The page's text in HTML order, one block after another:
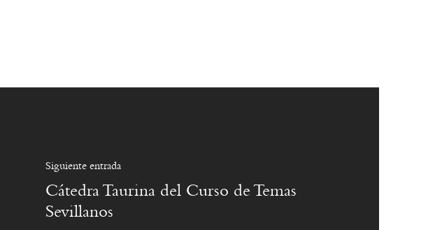
Siguiente entrada
Cátedra Taurina del Curso de Temas
Sevillanos